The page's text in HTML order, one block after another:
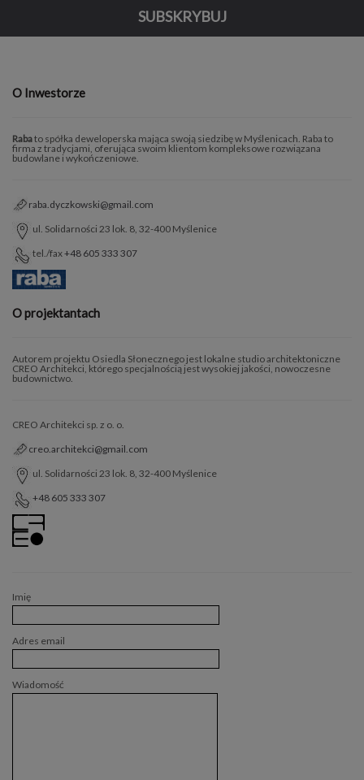
SUBSKRYBUJ
O Inwestorze
Rabato spółka deweloperska mająca swoją siedzibę w Myślenicach. Raba to
firma z tradycjami, oferująca swoim klientom kompleksowe rozwiązana
budowlane i wykończeniowe.
raba.dyczkowski@gmail.com
ul. Solidarności 23 lok. 8, 32-400 Myślenice
tel./fax+48 605 333 307
O projektantach
Autorem projektu Osiedla Słonecznego jest lokalne studio architektoniczne
CREO Architekci, którego specjalnością jest wysokiej jakości, nowoczesne
budownictwo.
CREO Architekci sp. z o. o.
creo.architekci@gmail.com
ul. Solidarności 23 lok. 8, 32-400 Myślenice
+48 605 333 307
Imię
Adres email
Wiadomość